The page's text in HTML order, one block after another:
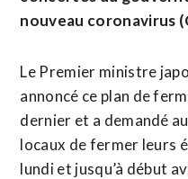
nouveau coronavirus
Le Premier ministre
annoncé ce plan de
dernier et a demandé
locaux de fermer leurs
lundi et jusqu’à début